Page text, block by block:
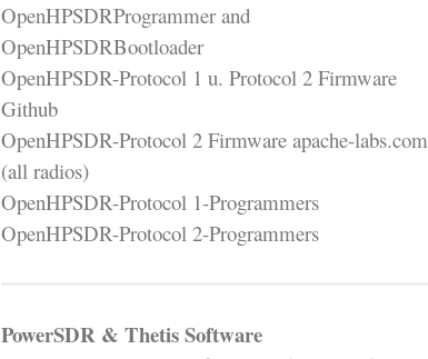
OpenHPSDRProgrammer and
OpenHPSDRBootloader
OpenHPSDR-Protocol 1 u. Protocol 2 Firmware
Github
OpenHPSDR-Protocol 2 Firmware apache-labs.com
(all radios)
OpenHPSDR-Protocol 1-Programmers
OpenHPSDR-Protocol 2-Programmers
PowerSDR & Thetis Software